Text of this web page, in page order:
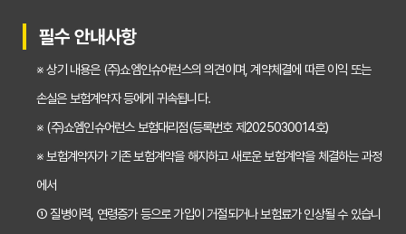
임플란트, 크라운 치료비 부담? 치아보험 비교사이트 활용법 및 보장꿀팁
2026년 치아보험, 가격 vs 보장! 비교 분석으로 나에게 딱 맞는 보험 찾기
필수 안내사항
※ 상기 내용은 (주)쇼엠인슈어런스의 의견이며, 계약체결에 따른 이익 또는
손실은 보험계약자 등에게 귀속됩니다.
※ (주)쇼엠인슈어런스 보험대리점(등록번호 제2025030014호)
※ 보험계약자가 기존 보험계약을 해지하고 새로운 보험계약을 체결하는 과정
에서
① 질병이력, 연령증가 등으로 가입이 거절되거나 보험료가 인상될 수 있습니